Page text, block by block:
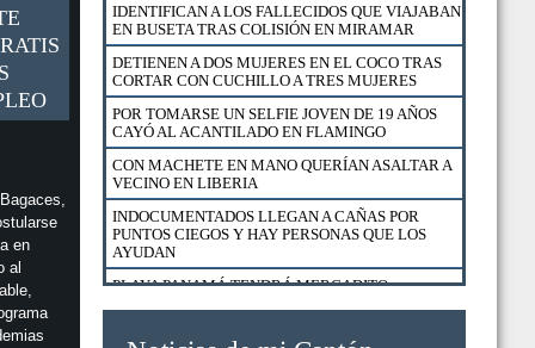
en
al
IDENTIFICAN A LOS FALLECIDOS QUE VIAJABAN
EN BUSETA TRAS COLISIÓN EN MIRAMAR
DETIENEN A DOS MUJERES EN EL COCO TRAS
CORTAR CON CUCHILLO A TRES MUJERES
POR TOMARSE UN SELFIE JOVEN DE 19 AÑOS
CAYÓ AL ACANTILADO EN FLAMINGO
CON MACHETE EN MANO QUERÍAN ASALTAR A
VECINO EN LIBERIA
INDOCUMENTADOS LLEGAN A CAÑAS POR
PUNTOS CIEGOS Y HAY PERSONAS QUE LOS
AYUDAN
PLAYA PANAMÁ TENDRÁ MERCADITO